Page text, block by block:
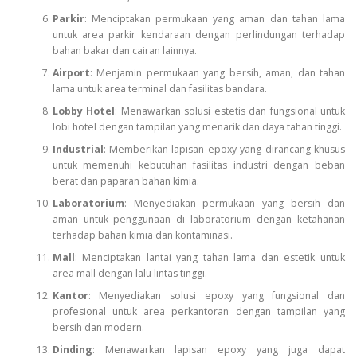
Parkir: Menciptakan permukaan yang aman dan tahan lama
untuk area parkir kendaraan dengan perlindungan terhadap
bahan bakar dan cairan lainnya.
Airport: Menjamin permukaan yang bersih, aman, dan tahan
lama untuk area terminal dan fasilitas bandara.
Lobby Hotel: Menawarkan solusi estetis dan fungsional untuk
lobi hotel dengan tampilan yang menarik dan daya tahan tinggi.
Industrial: Memberikan lapisan epoxy yang dirancang khusus
untuk memenuhi kebutuhan fasilitas industri dengan beban
berat dan paparan bahan kimia.
Laboratorium: Menyediakan permukaan yang bersih dan
aman untuk penggunaan di laboratorium dengan ketahanan
terhadap bahan kimia dan kontaminasi.
Mall: Menciptakan lantai yang tahan lama dan estetik untuk
area mall dengan lalu lintas tinggi.
Kantor: Menyediakan solusi epoxy yang fungsional dan
profesional untuk area perkantoran dengan tampilan yang
bersih dan modern.
Dinding: Menawarkan lapisan epoxy yang juga dapat